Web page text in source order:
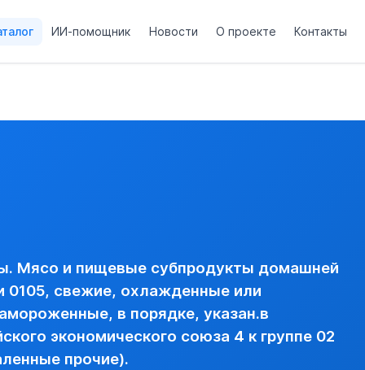
---- необваленные ----- палетоты ------ в порядке,
ДОПОЛНИТЕЛЬНОМ ПРИМЕЧАНИИ ЕВРАЗИЙСКОГО
ИИ-помощник Новости О проекте Контакты
Мясо и пищевые субпродукты домашней
0105, свежие, охлажденные или
в порядке, указан.в
экономического союза 4 к группе 02
прочие).